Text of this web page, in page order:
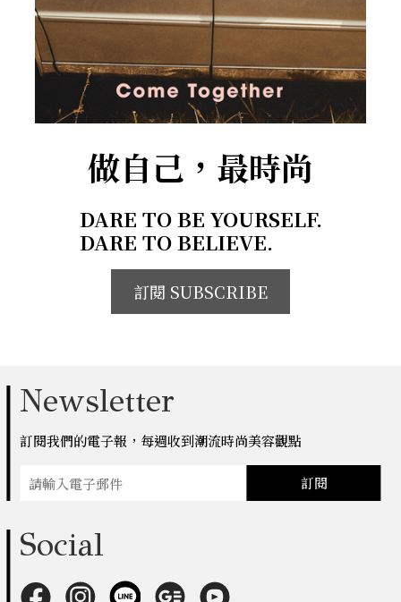
做自己，最時尚
DARE TO BE YOURSELF.
DARE TO BELIEVE.
訂閱 SUBSCRIBE
Newsletter
訂閱我們的電子報，每週收到潮流時尚美容觀點
訂閱
Social